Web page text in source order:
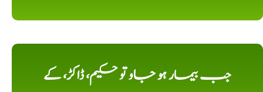
جب بیمار ہو جاو تو حکیم، ڈاکڑ، کے